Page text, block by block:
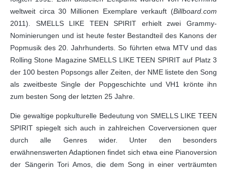
weltweit circa 30 Millionen Exemplare verkauft (Billboard.com
2011). SMELLS LIKE TEEN SPIRIT erhielt zwei Grammy-
Nominierungen und ist heute fester Bestandteil des Kanons der
Popmusik des 20. Jahrhunderts. So führten etwa MTV und das
Rolling Stone Magazine SMELLS LIKE TEEN SPIRIT auf Platz 3
der 100 besten Popsongs aller Zeiten, der NME listete den Song
als zweitbeste Single der Popgeschichte und VH1 krönte ihn
zum besten Song der letzten 25 Jahre.
Die gewaltige popkulturelle Bedeutung von SMELLS LIKE TEEN
SPIRIT spiegelt sich auch in zahlreichen Coverversionen quer
durch alle Genres wider. Unter den besonders
erwähnenswerten Adaptionen findet sich etwa eine Pianoversion
der Sängerin Tori Amos, die dem Song in einer verträumten